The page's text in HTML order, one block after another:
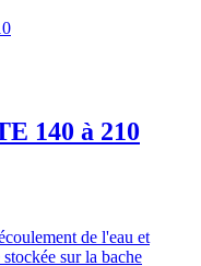
140 à 210
de l'eau et
sur la bache